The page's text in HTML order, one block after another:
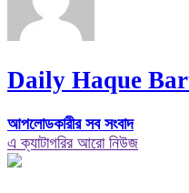
Daily Haque
আপলোডকারীর সব সংবাদ
এ ক্যাটাগরির আরো নিউজ